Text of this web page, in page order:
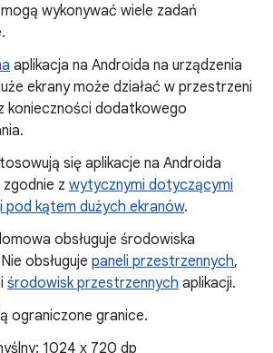
wykonywać wiele zadań
aplikacja na Androida na urządzenia
ekrany może działać w przestrzeni
konieczności dodatkowego
się aplikacje na Androida
z wytycznymi dotyczącymi
pod kątem dużych ekranów.
obsługuje środowiska
obsługuje paneli przestrzennych,
środowisk przestrzennych aplikacji.
ograniczone granice.
1024 x 720 dp